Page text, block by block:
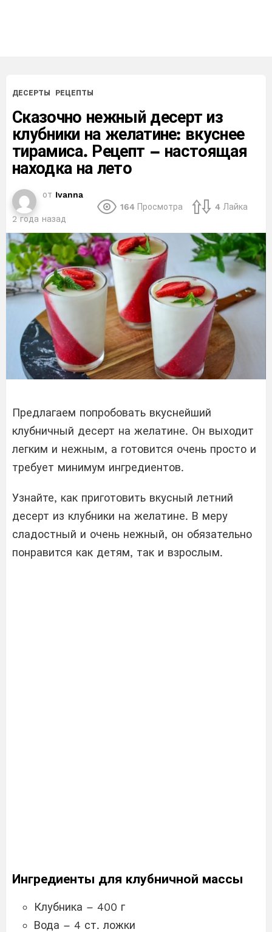
ДЕСЕРТЫ РЕЦЕПТЫ
Сказочно нежный десерт из
клубники на желатине: вкуснее
тирамиса. Рецепт – настоящая
находка на лето
от Ivanna
2 года назад
164 Просмотра 4 Лайка
Предлагаем попробовать вкуснейший
клубничный десерт на желатине. Он выходит
легким и нежным, а готовится очень просто и
требует минимум ингредиентов.
Узнайте, как приготовить вкусный летний
десерт из клубники на желатине. В меру
сладостный и очень нежный, он обязательно
понравится как детям, так и взрослым.
Ингредиенты для клубничной массы
Клубника – 400 г
Вода – 4 ст. ложки